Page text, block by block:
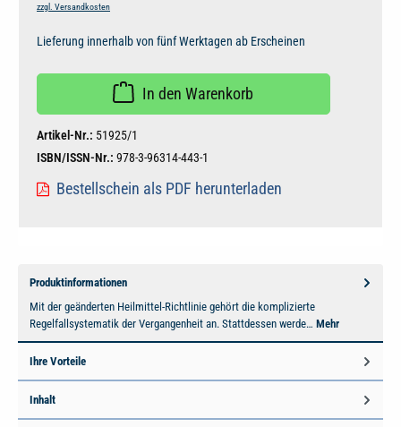
zzgl. Versandkosten
Lieferung innerhalb von fünf Werktagen ab Erscheinen
In den Warenkorb
Artikel-Nr.: 51925/1
ISBN/ISSN-Nr.: 978-3-96314-443-1
Bestellschein als PDF herunterladen
Produktinformationen
Mit der geänderten Heilmittel-Richtlinie gehört die komplizierte
Regelfallsystematik der Vergangenheit an. Stattdessen werde… Mehr
Ihre Vorteile
Inhalt